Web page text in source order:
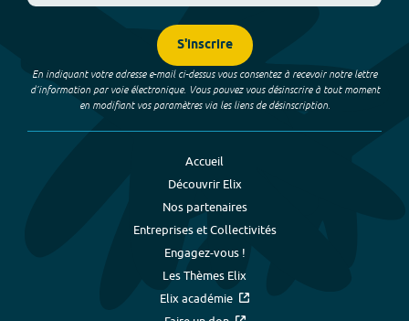
S'inscrire
En indiquant votre adresse e-mail ci-dessus vous consentez à recevoir notre lettre
d’information par voie électronique. Vous pouvez vous désinscrire à tout moment
en modifiant vos paramètres via les liens de désinscription.
Accueil
Découvrir Elix
Nos partenaires
Entreprises et Collectivités
Engagez-vous !
Les Thèmes Elix
Elix académie